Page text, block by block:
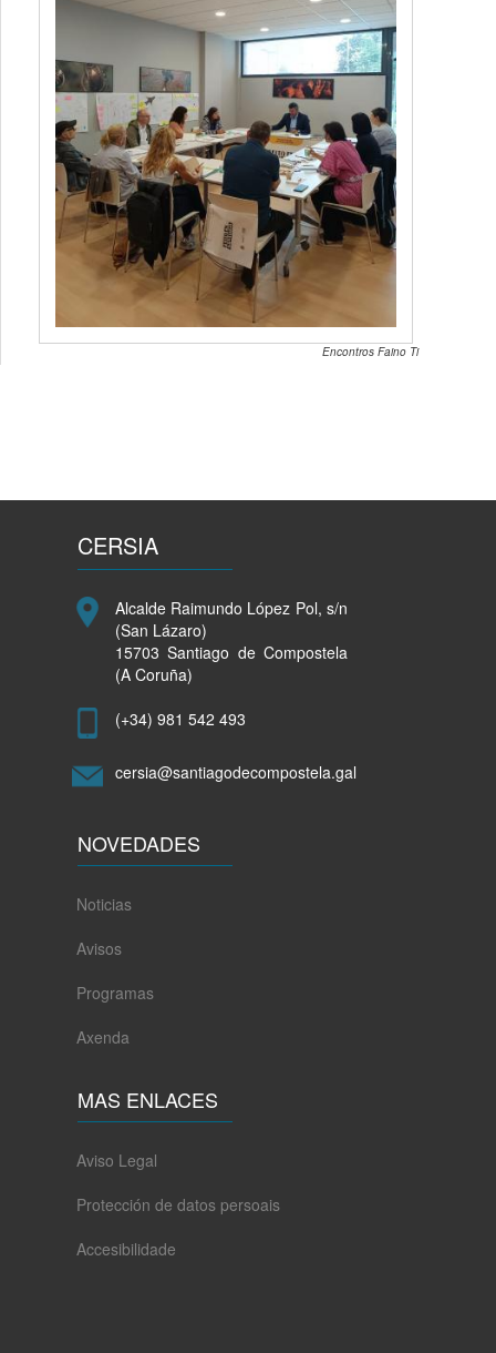
Encontros Faino Ti
CERSIA
Alcalde Raimundo López Pol, s/n
(San Lázaro)
15703 Santiago de Compostela
(A Coruña)
(+34) 981 542 493
cersia@santiagodecompostela.gal
NOVEDADES
Noticias
Avisos
Programas
Axenda
MAS ENLACES
Aviso Legal
Protección de datos persoais
Accesibilidade